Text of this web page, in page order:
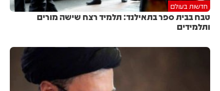
חדשות בעולם
טבח בבית ספר בתאילנד: תלמיד רצח שישה מורים
ותלמידים